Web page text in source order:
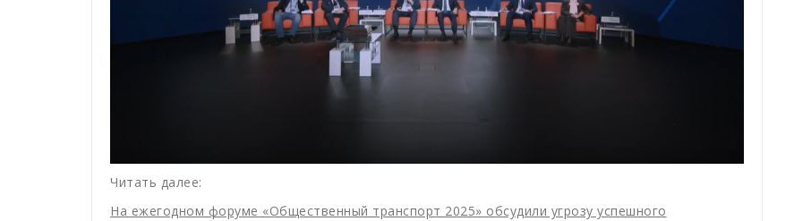
Читать далее:
На ежегодном форуме «Общественный транспорт 2025» обсудили угрозу успешного